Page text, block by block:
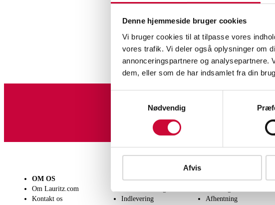
Denne hjemmeside bruger cookies
Vi bruger cookies til at tilpasse vores
vores trafik. Vi deler også oplysninger om
annonceringspartnere og analysepartnere.
dem, eller som de har indsamlet fra din
Nødvendig
Afvis
Tilmeld dig vores nyhedsbrev og
OM OS
Om Lauritz.com
Kontakt os
SÆLG
Indlevering
KØB
Afhentning